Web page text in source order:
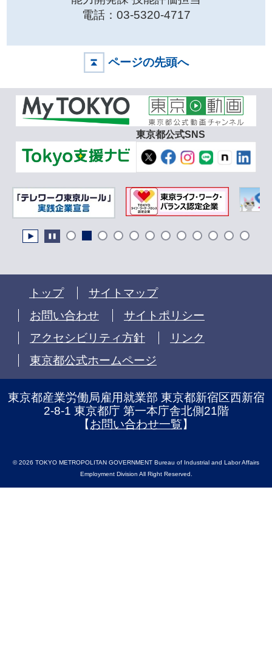
電話：03-5320-4717
ページの先頭へ
東京都公式SNS
トップ
サイトマップ
お問い合わせ
サイトポリシー
アクセシビリティ方針
リンク
東京都公式ホームページ
東京都産業労働局雇用就業部 東京都新宿区西新宿
2-8-1 東京都庁 第一本庁舎北側21階
【お問い合わせ一覧】
© 2026 TOKYO METROPOLITAN GOVERNMENT Bureau of Industrial and Labor Affairs
Employment Division All Right Reserved.